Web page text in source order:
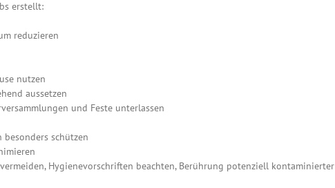
erstellt:
reduzieren
nutzen
aussetzen
und Feste unterlassen
schützen
Hygienevorschriften beachten, Berührung potenziell kontaminierter